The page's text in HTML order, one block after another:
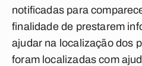
notificadas para
finalidade de prestarem
ajudar na localização dos
foram localizadas com